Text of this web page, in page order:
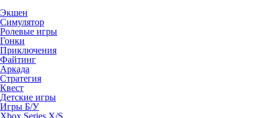
Экшен
Симулятор
Ролевые игры
Гонки
Приключения
Файтинг
Аркада
Стратегия
Квест
Детские игры
Игры Б/У
Xbox Series X/S